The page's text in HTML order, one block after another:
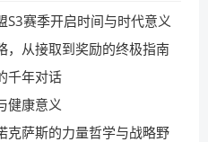
S3赛季开启时间与时代意义
，从接取到奖励的终极指南
千年对话
健康意义
克萨斯的力量哲学与战略野